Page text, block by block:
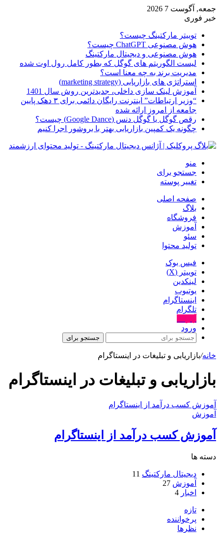
جمعه, آگوست 7 2026
خبر فوری
توییتر مارکتینگ چیست؟
هوش مصنوعی ChatGPT چیست؟
هوش مصنوعی و دیجیتال مارکتینگ
لیست الگوریتم های گوگل که بطور کامل رول اوت شده
مدیریت برند به چه معنا است؟
استراتژی های بازاریابی (marketing strategy)
آموزش لینک سازی داخلی، جدیدترین روش سال 1401
“وزیر ارتباطات” اینترنت رایگان دائمی برای ۳ دهک پایین
جامعه از امروز ارائه شده
رقص گوگل یا گوگل دنس (Google Dance) چیست؟
چگونه یک کمپین بازاریابی بهتر با بروشور اجرا کنیم
منو
جستجو برای
تغییر پوسته
صفحه اصلی
بلاگ
فروشگاه
آموزش
سئو
تولید محتوا
فیس بوک
توییتر (X)
لینکدین
یوتیوب
اینستاگرام
تلگرام
ورود
جستجو برای
خانه/بازاریابی و تبلیغات در اینستاگرام
بازاریابی و تبلیغات در اینستاگرام
آموزش کسب درآمد از اینستاگرام
آموزش
آموزش کسب درآمد از اینستاگرام
دسته ها
دیجیتال مارکتینگ 11
آموزش 27
اخبار 4
تازه
پرخواننده
نظرها